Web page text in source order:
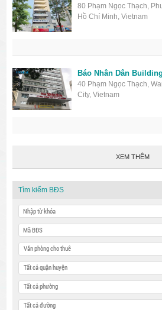
80 Phạm Ngọc Thạch,
Hồ Chí Minh, Vietnam
Báo Nhân Dân Building
40 Phạm Ngọc Thạch,
City, Vietnam
XEM THÊM
Tìm kiếm BĐS
Văn phòng cho thuê
Tất cả quận huyện
Tất cả phường
Tất cả đường